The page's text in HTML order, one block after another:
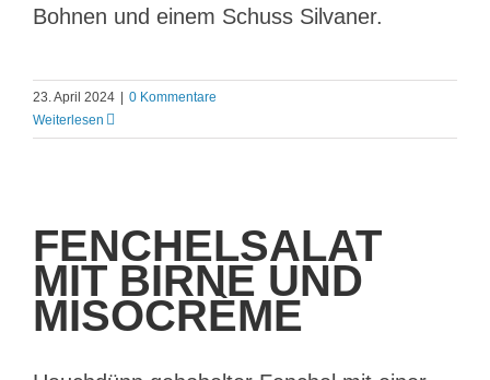
Bohnen und einem Schuss Silvaner.
23. April 2024 | 0 Kommentare
Weiterlesen
FENCHELSALAT
MIT BIRNE UND
MISOCRÈME